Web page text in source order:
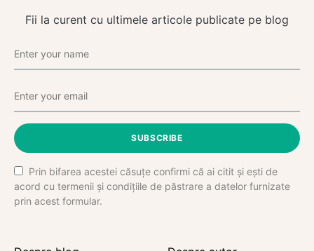
Fii la curent cu ultimele articole publicate pe blog
SUBSCRIBE
Prin bifarea acestei căsuțe confirmi că ai citit și ești de
acord cu termenii și condițiile de păstrare a datelor furnizate
prin acest formular.